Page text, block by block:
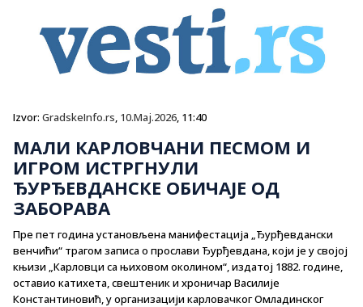
Izvor: GradskeInfo.rs, 10.Maj.2026, 11:40
МАЛИ КАРЛОВЧАНИ ПЕСМОМ И
ИГРОМ ИСТРГНУЛИ
ЂУРЂЕВДАНСКЕ ОБИЧАЈЕ ОД
ЗАБОРАВА
Пре пет година установљена манифестација „Ђурђевдански
венчићи“ трагом записа о прослави Ђурђевдана, који је у својој
књизи „Карловци са њиховом околином“, издатој 1882. године,
оставио катихета, свештеник и хроничар Василије
Константиновић, у организацији карловачког Омладинског